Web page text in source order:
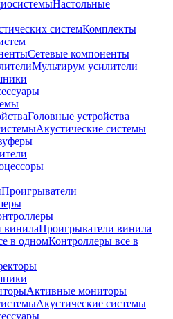
Настольные
системКомплекты
Сетевые компоненты
Мультирум усилители
Головные устройства
Акустические системы
Проигрыватели
винилаПроигрыватели винила
в одномКонтроллеры все в
Активные мониторы
Акустические системы